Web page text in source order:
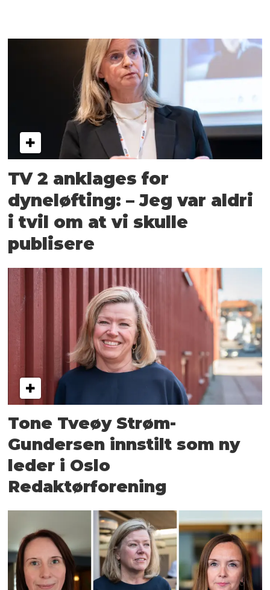
TV 2 anklages for
dyneløfting: – Jeg var aldri
i tvil om at vi skulle
publisere
Tone Tveøy Strøm-
Gundersen innstilt som ny
leder i Oslo
Redaktørforening